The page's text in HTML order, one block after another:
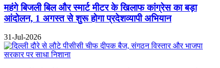
महंगे बिजली बिल और स्मार्ट मीटर के खिलाफ कांग्रेस का बड़ा
आंदोलन, 1 अगस्त से शुरू होगा प्रदेशव्यापी अभियान
31-Jul-2026